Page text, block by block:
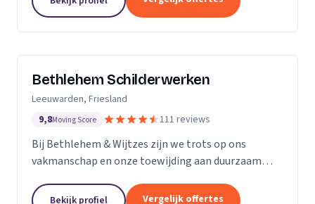
Bethlehem Schilderwerken
Leeuwarden, Friesland
9,8Moving Score 111 reviews
Bij Bethlehem & Wijtzes zijn we trots op ons
vakmanschap en onze toewijding aan duurzaam
professionals, is voortdurend in ontwikkeling en
Bekijk profiel Vergelijk offertes